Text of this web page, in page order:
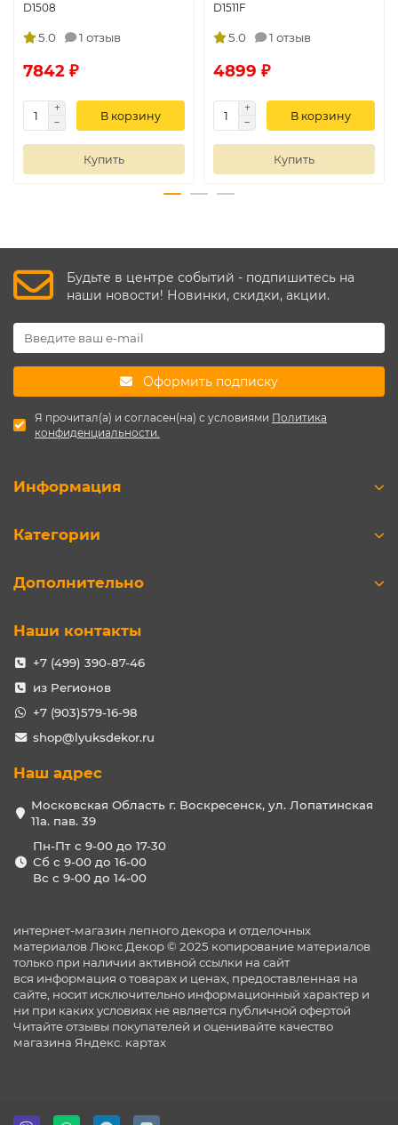
D1508
5.0 1 отзыв
7842 ₽
В корзину
Купить
D1511F
5.0 1 отзыв
4899 ₽
В корзину
Купить
Будьте в центре событий - подпишитесь на
наши новости! Новинки, скидки, акции.
Оформить подписку
Я прочитал(а) и согласен(на) с условиями Политика
конфиденциальности.
Информация
Категории
Дополнительно
Наши контакты
+7 (499) 390-87-46
из Регионов
+7 (903)579-16-98
shop@lyuksdekor.ru
Наш адрес
Московская Область г. Воскресенск, ул. Лопатинская
11а. пав. 39
Пн-Пт с 9-00 до 17-30
Сб с 9-00 до 16-00
Вс с 9-00 до 14-00
интернет-магазин лепного декора и отделочных
материалов Люкс Декор © 2025 копирование материалов
только при наличии активной ссылки на сайт
вся информация о товарах и ценах, предоставленная на
сайте, носит исключительно информационный характер и
ни при каких условиях не является публичной офертой
Читайте отзывы покупателей и оценивайте качество
магазина Яндекс. картах